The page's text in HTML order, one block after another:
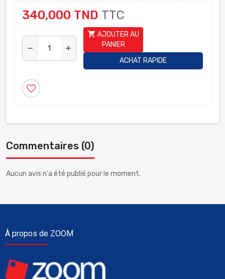
340,000 TND TTC
remove add
shopping_cart AJOUTER AU
PANIER
ACHAT RAPIDE
favorite_border
Commentaires (0)
Aucun avis n'a été publié pour le moment.
À propos de ZOOM